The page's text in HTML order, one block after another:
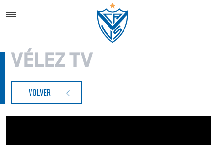
VÉLEZ TV
VOLVER